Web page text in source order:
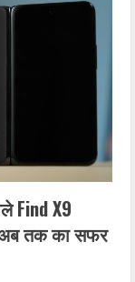
Find X9
अब तक का सफर